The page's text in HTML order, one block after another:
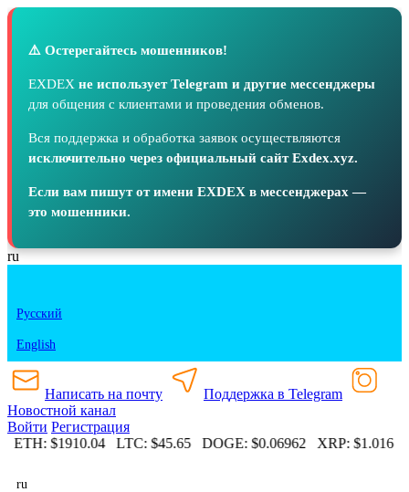
⚠️ Остерегайтесь мошенников!
EXDEX не использует Telegram и другие мессенджеры
для общения с клиентами и проведения обменов.
Вся поддержка и обработка заявок осуществляются
исключительно через официальный сайт Exdex.xyz.
Если вам пишут от имени EXDEX в мессенджерах —
это мошенники.
ru
Русский
English
Написать на почту
Поддержка в Telegram
Новостной канал
Войти Регистрация
ETH:$1910.04 LTC:$45.65 DOGE:$0.06962 XRP:$1.016
ru